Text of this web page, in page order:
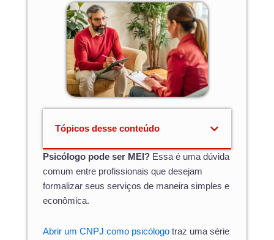
Tópicos desse conteúdo
Psicólogo pode ser MEI? Essa é uma dúvida
comum entre profissionais que desejam
formalizar seus serviços de maneira simples e
econômica.
Abrir um CNPJ como psicólogo traz uma série